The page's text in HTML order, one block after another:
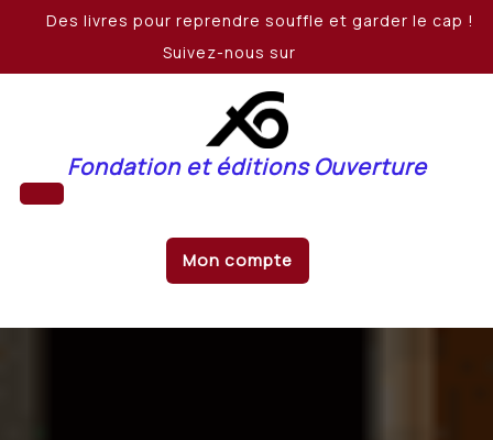
Des livres pour reprendre souffle et garder le cap !
Suivez-nous sur
Fondation et éditions Ouverture
Mon compte